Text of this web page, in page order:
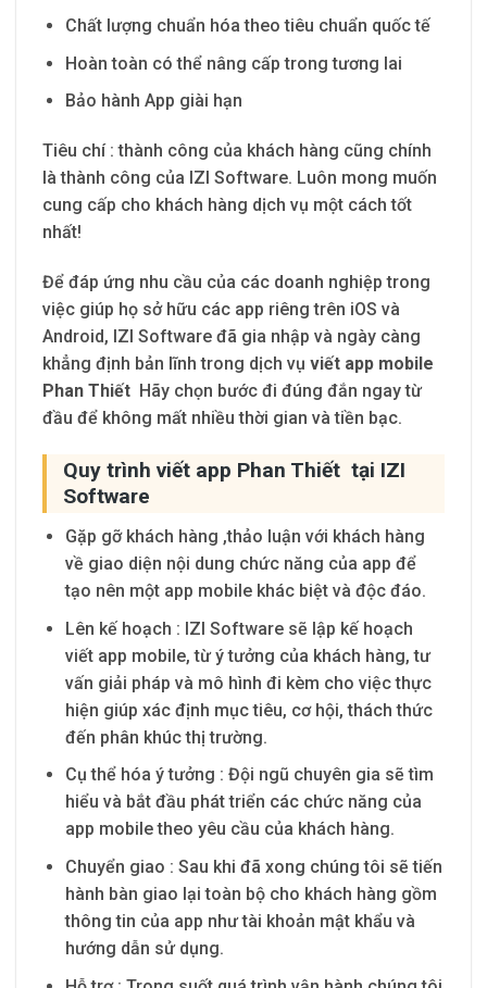
Chất lượng chuẩn hóa theo tiêu chuẩn quốc tế
Hoàn toàn có thể nâng cấp trong tương lai
Bảo hành App giài hạn
Tiêu chí : thành công của khách hàng cũng chính
là thành công của IZI Software. Luôn mong muốn
cung cấp cho khách hàng dịch vụ một cách tốt
nhất!
Để đáp ứng nhu cầu của các doanh nghiệp trong
việc giúp họ sở hữu các app riêng trên iOS và
Android, IZI Software đã gia nhập và ngày càng
khẳng định bản lĩnh trong dịch vụ viết app mobile
Phan Thiết Hãy chọn bước đi đúng đắn ngay từ
đầu để không mất nhiều thời gian và tiền bạc.
Quy trình viết app Phan Thiết tại IZI
Software
Gặp gỡ khách hàng ,thảo luận với khách hàng
về giao diện nội dung chức năng của app để
tạo nên một app mobile khác biệt và độc đáo.
Lên kế hoạch : IZI Software sẽ lập kế hoạch
viết app mobile, từ ý tưởng của khách hàng, tư
vấn giải pháp và mô hình đi kèm cho việc thực
hiện giúp xác định mục tiêu, cơ hội, thách thức
đến phân khúc thị trường.
Cụ thể hóa ý tưởng : Đội ngũ chuyên gia sẽ tìm
hiểu và bắt đầu phát triển các chức năng của
app mobile theo yêu cầu của khách hàng.
Chuyển giao : Sau khi đã xong chúng tôi sẽ tiến
hành bàn giao lại toàn bộ cho khách hàng gồm
thông tin của app như tài khoản mật khẩu và
hướng dẫn sử dụng.